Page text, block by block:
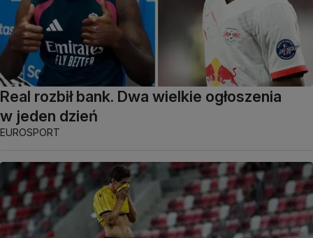
Real rozbił bank. Dwa wielkie ogłoszenia
w jeden dzień
EUROSPORT